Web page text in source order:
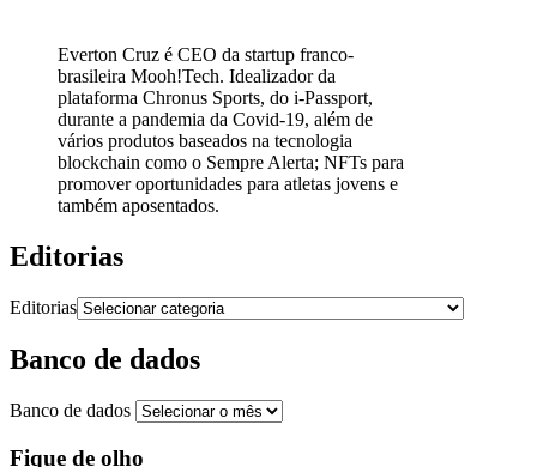
Everton Cruz é CEO da startup franco-
brasileira Mooh!Tech. Idealizador da
plataforma Chronus Sports, do i-Passport,
durante a pandemia da Covid-19, além de
vários produtos baseados na tecnologia
blockchain como o Sempre Alerta; NFTs para
promover oportunidades para atletas jovens e
também aposentados.
Editorias
Editorias
Banco de dados
Banco de dados
Fique de olho